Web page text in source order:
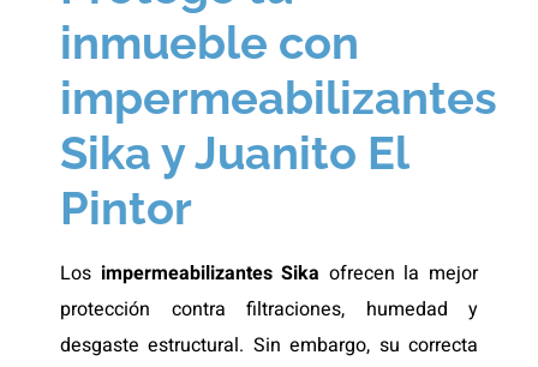
inmueble con
impermeabilizantes
Sika y Juanito El
Pintor
Los impermeabilizantes Sika ofrecen la mejor
protección contra filtraciones, humedad y
desgaste estructural. Sin embargo, su correcta